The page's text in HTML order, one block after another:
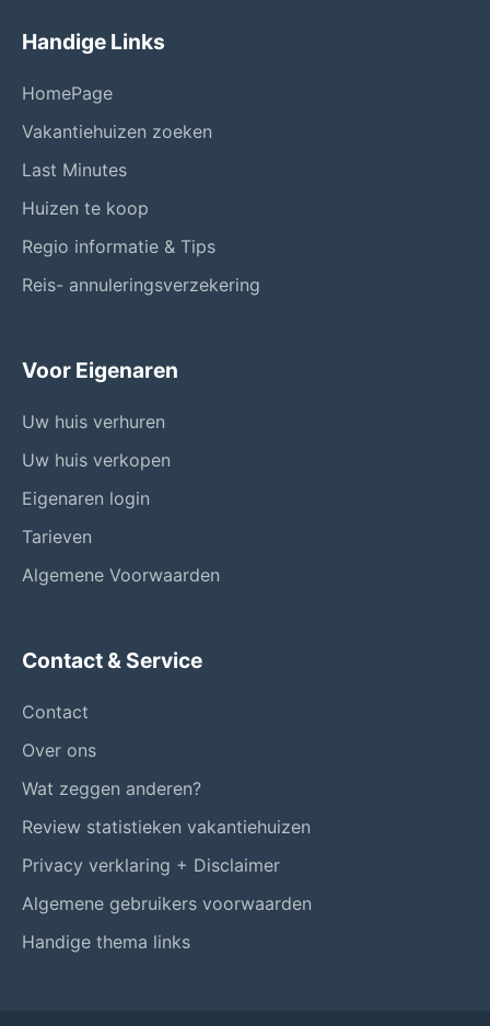
Handige Links
HomePage
Vakantiehuizen zoeken
Last Minutes
Huizen te koop
Regio informatie & Tips
Reis- annuleringsverzekering
Voor Eigenaren
Uw huis verhuren
Uw huis verkopen
Eigenaren login
Tarieven
Algemene Voorwaarden
Contact & Service
Contact
Over ons
Wat zeggen anderen?
Review statistieken vakantiehuizen
Privacy verklaring + Disclaimer
Algemene gebruikers voorwaarden
Handige thema links